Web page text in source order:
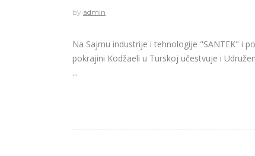
by admin
Na Sajmu industrije i tehnologije "SANTEK" i
pokrajini Kodžaeli u Turskoj učestvuje i